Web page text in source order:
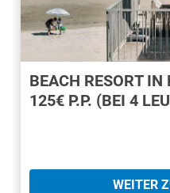
BEACH RESORT
125€ P.P. (BEI 4
WEITER